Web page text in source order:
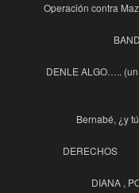
Operación contra
DENLE ALGO…..
Bernabé, ¿y
DERECHOS
DIANA ,